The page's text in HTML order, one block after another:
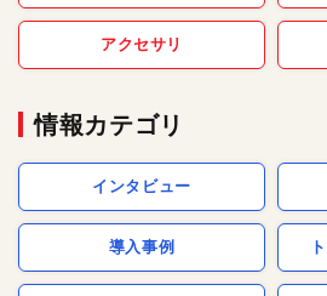
アクセサリ
情報カテゴリ
インタビュー
導入事例